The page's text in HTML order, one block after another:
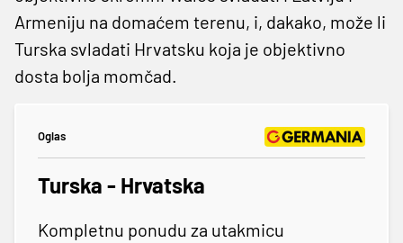
Armeniju na domaćem terenu, i, dakako, može li
Turska svladati Hrvatsku koja je objektivno
dosta bolja momčad.
Oglas
Turska - Hrvatska
Kompletnu ponudu za utakmicu